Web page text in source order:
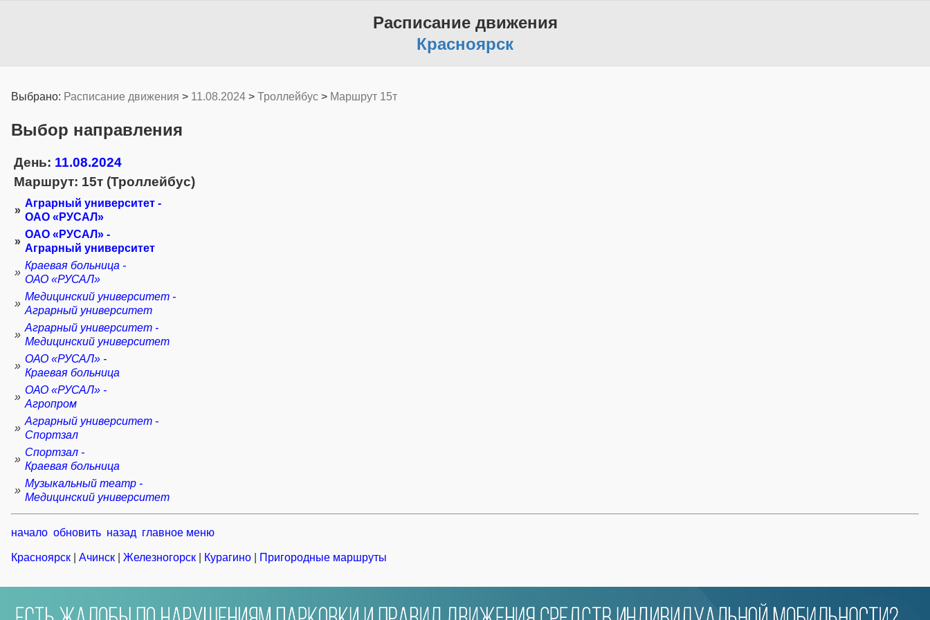
Расписание движения
Красноярск
Выбрано: Расписание движения > 11.08.2024 > Троллейбус > Маршрут 15т
Выбор направления
День: 11.08.2024
Маршрут: 15т (Троллейбус)
»
Аграрный университет -
ОАО «РУСАЛ»
»
ОАО «РУСАЛ» -
Аграрный университет
»
Краевая больница -
ОАО «РУСАЛ»
»
Медицинский университет -
Аграрный университет
»
Аграрный университет -
Медицинский университет
»
ОАО «РУСАЛ» -
Краевая больница
»
ОАО «РУСАЛ» -
Агропром
»
Аграрный университет -
Спортзал
»
Спортзал -
Краевая больница
»
Музыкальный театр -
Медицинский университет
начало обновить назад главное меню
Красноярск Ачинск Железногорск Курагино Пригородные маршруты